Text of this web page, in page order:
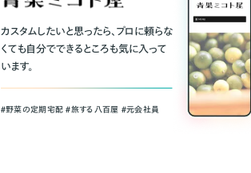
カスタムしたいと思ったら、プロに頼らな
くても自分でできるところも気に入って
います。
＃野菜の定期宅配 ＃旅する八百屋 ＃元会社員